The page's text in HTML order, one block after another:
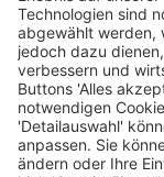
„Klimaschutz
wichtiges
Veröffentlicht am5.